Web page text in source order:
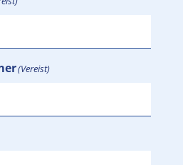
(Vereist)